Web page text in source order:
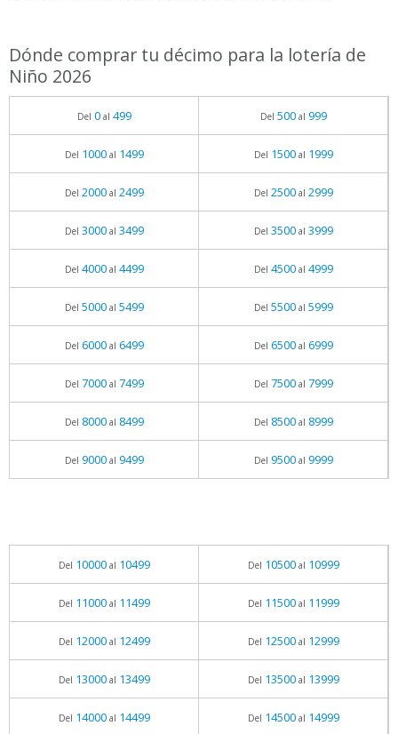
Dónde comprar tu décimo para la lotería de
Niño 2026
Del 0al 499 Del 500al 999
Del 1000al 1499 Del 1500al 1999
Del 2000al 2499 Del 2500al 2999
Del 3000al 3499 Del 3500al 3999
Del 4000al 4499 Del 4500al 4999
Del 5000al 5499 Del 5500al 5999
Del 6000al 6499 Del 6500al 6999
Del 7000al 7499 Del 7500al 7999
Del 8000al 8499 Del 8500al 8999
Del 9000al 9499 Del 9500al 9999
Del 10000al 10499 Del 10500al 10999
Del 11000al 11499 Del 11500al 11999
Del 12000al 12499 Del 12500al 12999
Del 13000al 13499 Del 13500al 13999
Del 14000al 14499 Del 14500al 14999